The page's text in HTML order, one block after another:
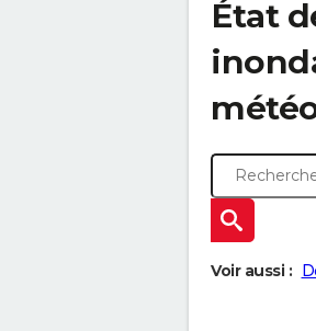
État
Voir aussi :